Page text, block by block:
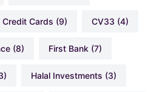
Credit Cards (9) CV33 (4)
(8) First Bank (7)
Halal Investments (3)